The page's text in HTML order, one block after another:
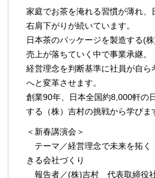
イ
ベ
ン
ト
ナ
ビ
ゲ
ー
シ
ョ
ン
家庭でお茶を淹れる習慣が薄れ、
右肩下がりが続いています。
日本茶のパッケージを製造する(
売上が落ちていく中で事業承継。
経営理念を判断基準に社員が自ら
へと変革させます。
創業90年、日本全国約8,000軒の
する（株）吉村の挑戦から学びま
＜新春講演会＞
テーマ／経営理念で未来を拓
きる会社づくり
報告者／(株)吉村 代表取締役